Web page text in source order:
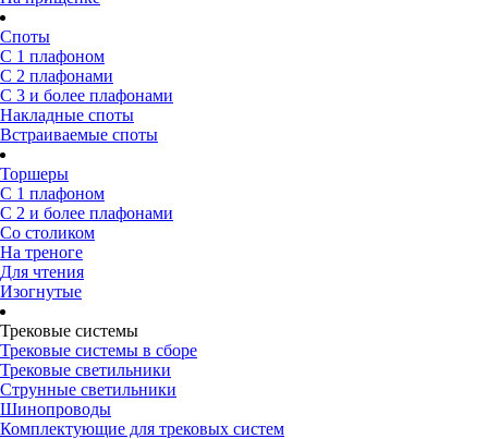
Споты
С 1 плафоном
С 2 плафонами
С 3 и более плафонами
Накладные споты
Встраиваемые споты
Торшеры
С 1 плафоном
С 2 и более плафонами
Со столиком
На треноге
Для чтения
Изогнутые
Трековые системы
Трековые системы в сборе
Трековые светильники
Струнные светильники
Шинопроводы
Комплектующие для трековых систем